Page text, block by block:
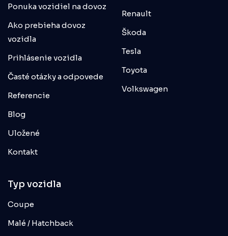
Ponuka vozidiel na dovoz
Ako prebieha dovoz
vozidla
Prihlásenie vozidla
Časté otázky a odpovede
Referencie
Blog
Uložené
Kontakt
Renault
Škoda
Tesla
Toyota
Volkswagen
Typ vozidla
Coupe
Malé / Hatchback